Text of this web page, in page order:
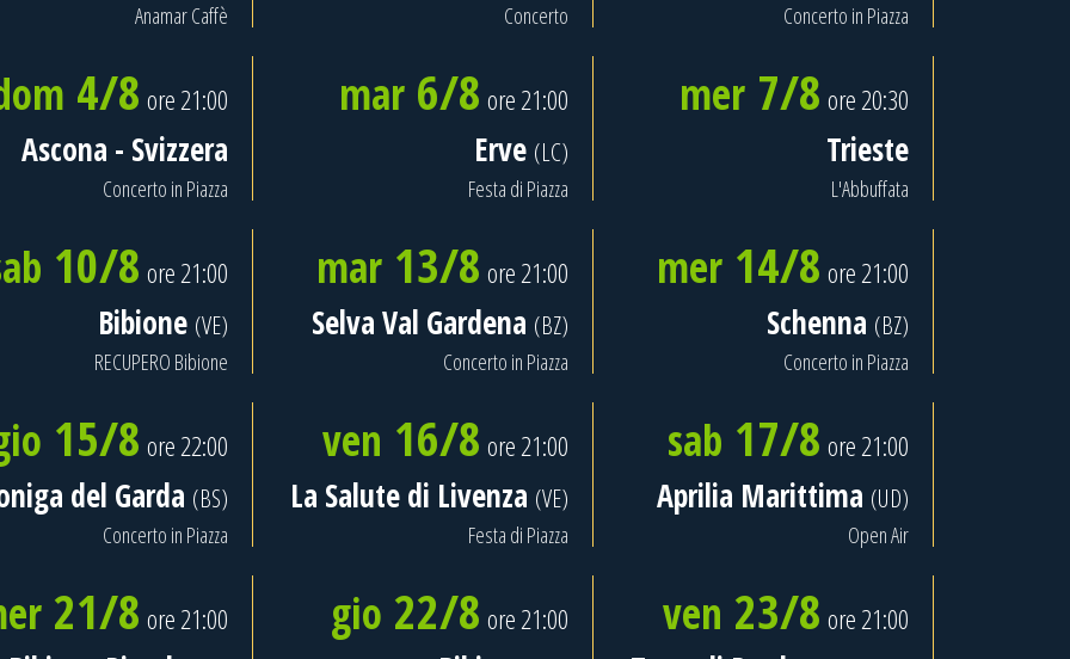
Anamar Caffè Concerto Concerto in Piazza
4/8 ore 21:00
Ascona - Svizzera
Concerto in Piazza
mar6/8 ore 21:00
Erve (LC)
Festa di Piazza
mer7/8 ore 20:30
Trieste
L'Abbuffata
10/8 ore 21:00
Bibione (VE)
RECUPERO Bibione
mar13/8 ore 21:00
Selva Val Gardena (BZ)
Concerto in Piazza
mer14/8 ore 21:00
Schenna (BZ)
Concerto in Piazza
15/8 ore 22:00
del Garda (BS)
Concerto in Piazza
ven 16/8 ore 21:00
La Salute di Livenza (VE)
Festa di Piazza
sab 17/8 ore 21:00
Aprilia Marittima (UD)
Open Air
21/8 ore 21:00 gio 22/8 ore 21:00 ven 23/8 ore 21:00